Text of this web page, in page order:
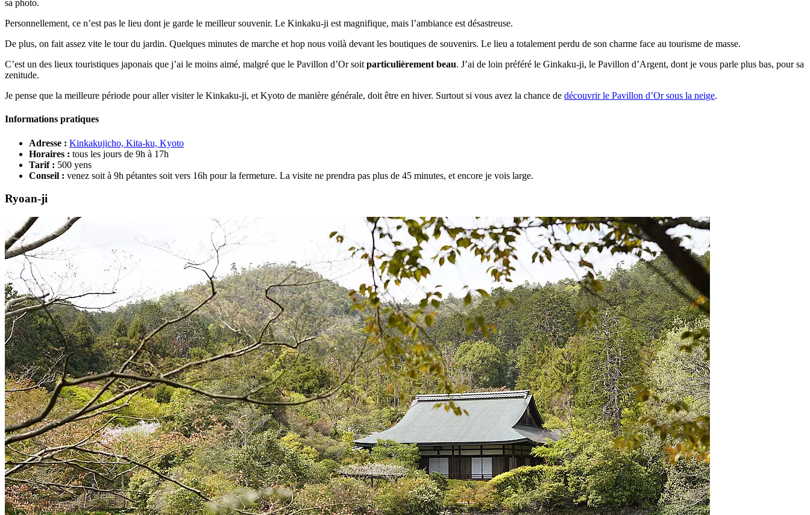
sa photo.
Personnellement, ce n’est pas le lieu dont je garde le meilleur souvenir. Le Kinkaku-ji est magnifique, mais l’ambiance est désastreuse.
De plus, on fait assez vite le tour du jardin. Quelques minutes de marche et hop nous voilà devant les boutiques de souvenirs. Le lieu a totalement perdu de son charme face au tourisme de masse.
C’est un des lieux touristiques japonais que j’ai le moins aimé, malgré que le Pavillon d’Or soit particulièrement beau. J’ai de loin préféré le Ginkaku-ji, le Pavillon d’Argent, dont je vous parle plus bas, pour sa
zenitude.
Je pense que la meilleure période pour aller visiter le Kinkaku-ji, et Kyoto de manière générale, doit être en hiver. Surtout si vous avez la chance de découvrir le Pavillon d’Or sous la neige.
Informations pratiques
Adresse : Kinkakujicho, Kita-ku, Kyoto
Horaires : tous les jours de 9h à 17h
Tarif : 500 yens
Conseil : venez soit à 9h pétantes soit vers 16h pour la fermeture. La visite ne prendra pas plus de 45 minutes, et encore je vois large.
Ryoan-ji